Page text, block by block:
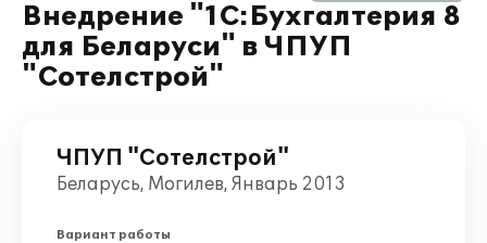
Внедрение "1С:Бухгалтерия 8
для Беларуси" в ЧПУП
"Сотелстрой"
ЧПУП "Сотелстрой"
Беларусь, Могилев, Январь 2013
Вариант работы